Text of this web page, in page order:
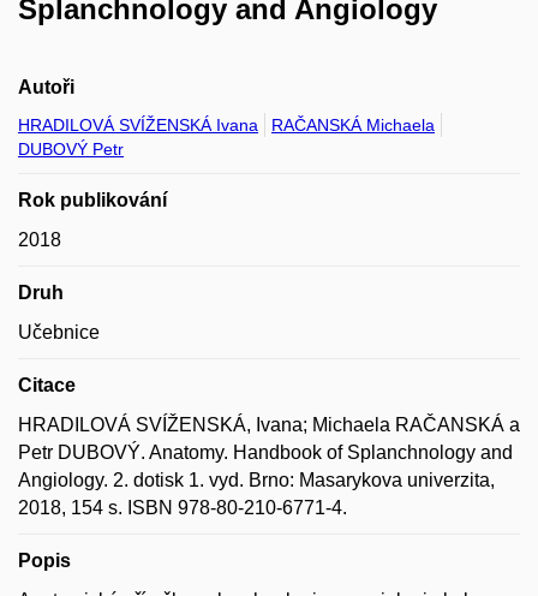
Splanchnology and Angiology
Autoři
HRADILOVÁ SVÍŽENSKÁ Ivana
RAČANSKÁ Michaela
DUBOVÝ Petr
Rok publikování
2018
Druh
Učebnice
Citace
HRADILOVÁ SVÍŽENSKÁ, Ivana; Michaela RAČANSKÁ a
Petr DUBOVÝ. Anatomy. Handbook of Splanchnology and
Angiology. 2. dotisk 1. vyd. Brno: Masarykova univerzita,
2018, 154 s. ISBN 978-80-210-6771-4.
Popis